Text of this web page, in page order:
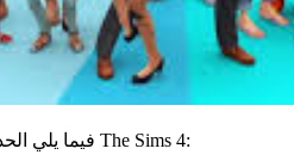
فيما يلي الحد الأدنى لمتطلبات النظام للعبة The Sims 4: